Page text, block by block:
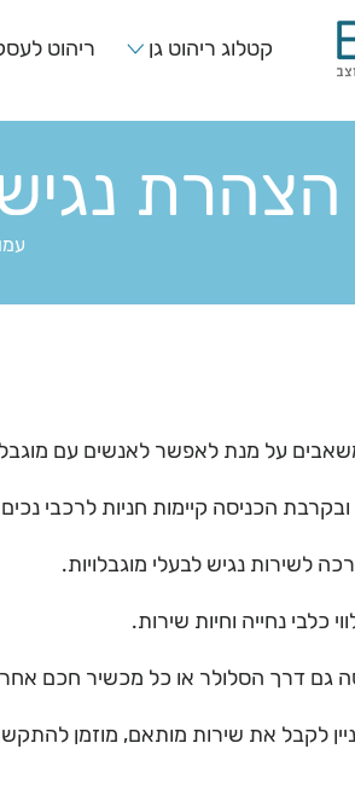
קטלוג ריהוט גן ריהוט
הצהרת
על מנת לאפשר לאנשים עם
הכניסה קיימות חניות לרכבי
לשירות נגיש לבעלי מוגבלויות.
כלבי נחייה וחיות שירות.
גם דרך הסלולר או כל מכשיר חכם
לקבל את שירות מותאם, מוזמן